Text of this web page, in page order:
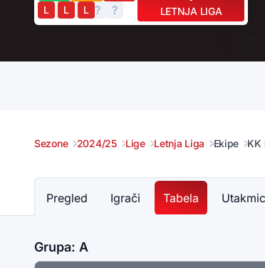
? ? ? ?
L L L LETNJA LIGA
Sezone 2024/25 Lige Letnja Liga Ekipe KK
Pregled Igrači Tabela
Grupa: A